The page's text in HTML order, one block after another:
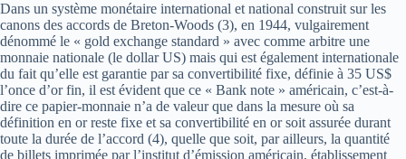
Dans un système monétaire international et national construit sur les
canons des accords de Breton-Woods (3), en 1944, vulgairement
dénommé le « gold exchange standard » avec comme arbitre une
monnaie nationale (le dollar US) mais qui est également internationale
du fait qu’elle est garantie par sa convertibilité fixe, définie à 35 US$
l’once d’or fin, il est évident que ce « Bank note » américain, c’est-à-
dire ce papier-monnaie n’a de valeur que dans la mesure où sa
définition en or reste fixe et sa convertibilité en or soit assurée durant
toute la durée de l’accord (4), quelle que soit, par ailleurs, la quantité
de billets imprimée par l’institut d’émission américain, établissement